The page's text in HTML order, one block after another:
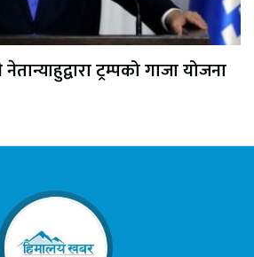
ट्रम्पको गाजा योजना